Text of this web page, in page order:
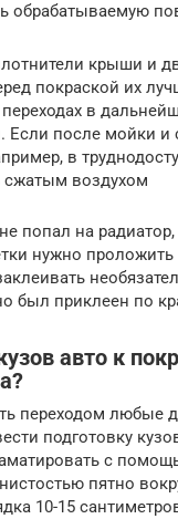
обрабатываемую
крыши и
покраской их
в
Если после мойки и
в
сжатым воздухом
попал на радиатор,
нужно проложить
был приклеен по
авто к
переходом любые
подготовку
с
пятно
10-15